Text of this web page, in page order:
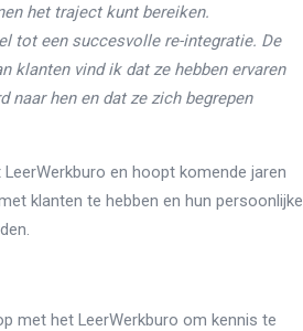
het traject kunt bereiken.
tot een succesvolle re-integratie. De
klanten vind ik dat ze hebben ervaren
naar hen en dat ze zich begrepen
en hoopt komende jaren
klanten te hebben en hun persoonlijke
met het LeerWerkburo om kennis te